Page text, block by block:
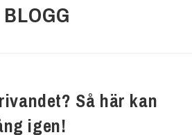
BLOGG
Så här kan
igen!